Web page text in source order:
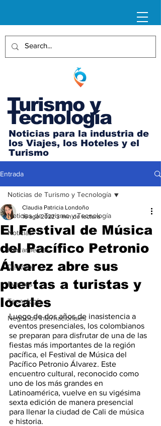
Turismo y
Tecnología
Noticias para la industria de
los Viajes, los Hoteles y el
Turismo
Entrada
Noticias de Turismo y Tecnología
Noticias
Herramientas
Destinos
Eventos
Tecnología
Negocios Internacionales
Noticias de Turismo y Tecnología
El Festival de Música
del Pacífico Petronio
Álvarez abre sus
puertas a turistas y
locales
Claudia Patricia Londoño
16 ago 2022 3 min de lectura
Luego de dos años de inasistencia a
eventos presenciales, los colombianos
se preparan para disfrutar de una de las
fiestas más importantes de la región
pacífica, el Festival de Música del
Pacífico Petronio Álvarez. Este
encuentro cultural, reconocido como
uno de los más grandes en
Latinoamérica, vuelve en su vigésima
sexta edición de manera presencial
para llenar la ciudad de Cali de música
e historia.